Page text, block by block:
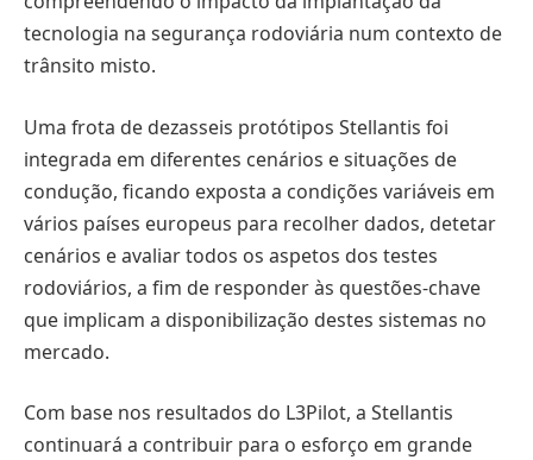
tecnologia na segurança rodoviária num contexto de
trânsito misto.
Uma frota de dezasseis protótipos Stellantis foi
integrada em diferentes cenários e situações de
condução, ficando exposta a condições variáveis em
vários países europeus para recolher dados, detetar
cenários e avaliar todos os aspetos dos testes
rodoviários, a fim de responder às questões-chave
que implicam a disponibilização destes sistemas no
mercado.
Com base nos resultados do L3Pilot, a Stellantis
continuará a contribuir para o esforço em grande